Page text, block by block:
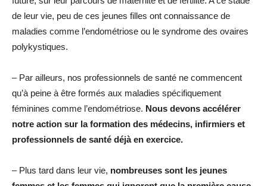
de leur vie, peu de ces jeunes filles ont connaissance de
maladies comme l’endométriose ou le syndrome des ovaires
polykystiques.
– Par ailleurs, nos professionnels de santé ne commencent
qu’à peine à être formés aux maladies spécifiquement
féminines comme l’endométriose. Nous devons accélérer
notre action sur la formation des médecins, infirmiers et
professionnels de santé déjà en exercice.
– Plus tard dans leur vie, nombreuses sont les jeunes